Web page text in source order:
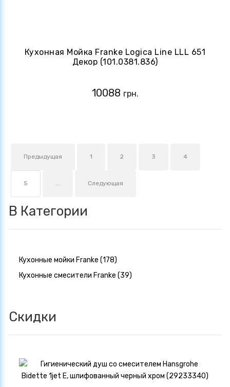
Кухонная Мойка Franke Logica Line LLL 651
Декор (101.0381.836)
10088 грн.
Предыдущая 1 2 3 4
5 Следующая
В Категории
Кухонные мойки Franke (178)
Кухонные смесители Franke (39)
Скидки